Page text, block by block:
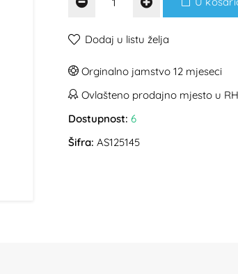
Dodaj u listu želja
Orginalno jamstvo 12 mjeseci
Ovlašteno prodajno mjesto u RH
Dostupnost: 6
Šifra: AS125145